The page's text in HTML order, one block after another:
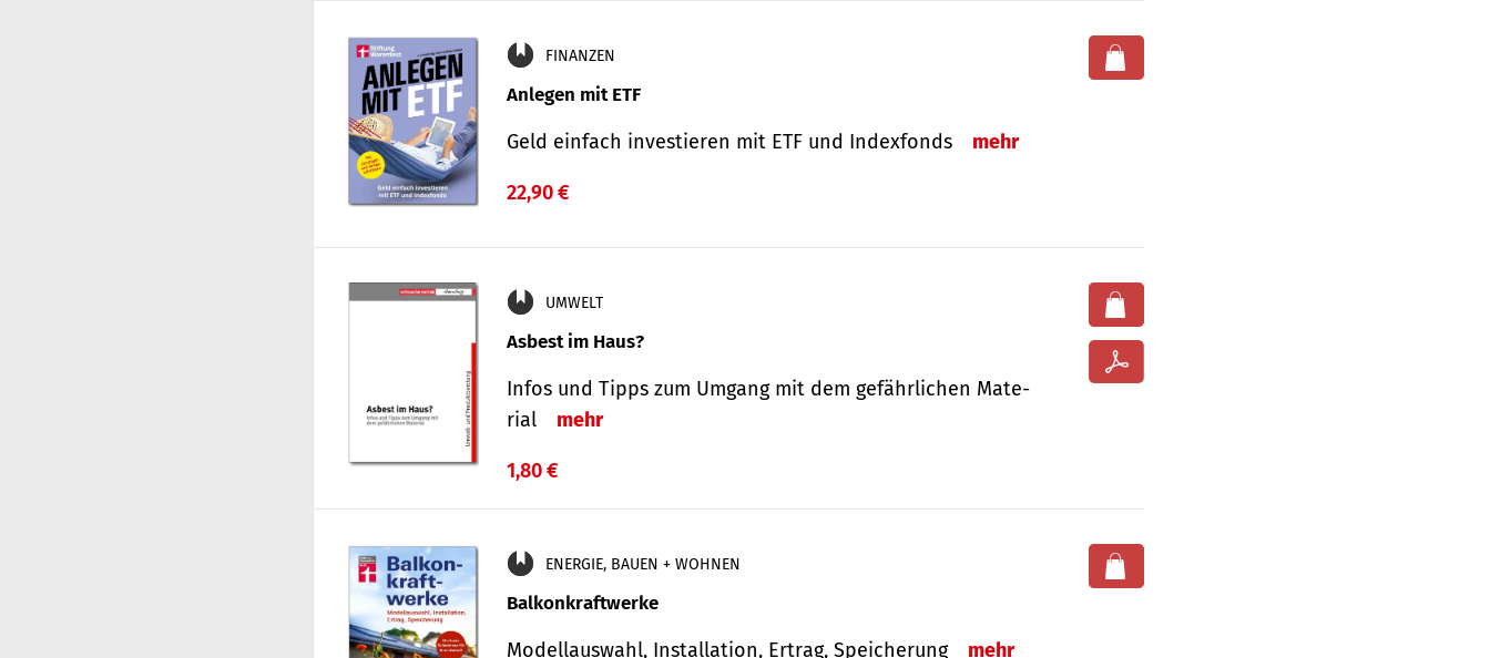
FINANZEN
Anlegen mit ETF
Geld einfach investieren mit ETF und Indexfonds mehr
22,90 €
UMWELT
Asbest im Haus?
Infos und Tipps zum Um­gang mit dem ge­fähr­lichen Mate­
rial
mehr
1,80 €
ENERGIE, BAUEN + WOHNEN
Balkonkraftwerke
Modellauswahl, Installation, Ertrag, Speicherung mehr